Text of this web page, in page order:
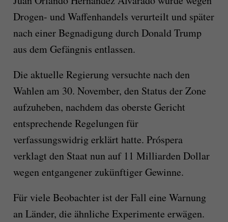
Drogen- und Waffenhandels verurteilt und später
nach einer Begnadigung durch Donald Trump
aus dem Gefängnis entlassen.
Die aktuelle Regierung versuchte nach den
Wahlen am 30. November, den Status der Zone
aufzuheben, nachdem das oberste Gericht
entsprechende Regelungen für
verfassungswidrig erklärt hatte. Próspera
verklagt den Staat nun auf 11 Milliarden Dollar
wegen entgangener zukünftiger Gewinne.
Für viele Beobachter ist der Fall eine Warnung
an Länder, die ähnliche Experimente erwägen.